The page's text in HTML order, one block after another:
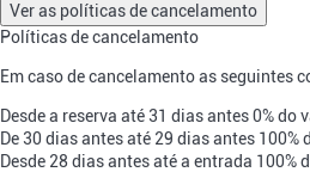
Ver as políticas de cancelamento
Políticas de cancelamento
Em caso de cancelamento as seguintes
Desde a reserva até 31 dias antes0% do
De 30 dias antes até 29 dias antes 100%
Desde 28 dias antes até a entrada 100%